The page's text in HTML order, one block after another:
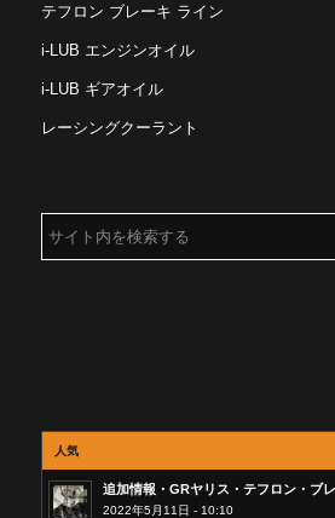
テフロン ブレーキ ライン
i-LUB エンジンオイル
i-LUB ギアオイル
レーシングクーラント
人気
追加情報・GRヤリス・テフロン・ブ
2022年5月11日 - 10:10